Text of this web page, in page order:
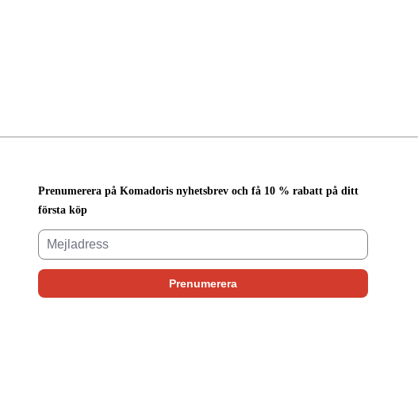
Prenumerera på Komadoris nyhetsbrev och få 10 % rabatt på ditt
första köp